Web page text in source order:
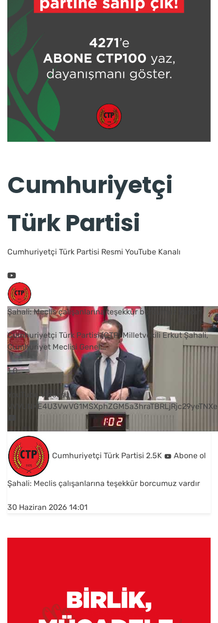
Cumhuriyetçi
Türk Partisi
Cumhuriyetçi Türk Partisi Resmi YouTube Kanalı
Şahali: Meclis çalışanlarına teşekkür borcumuz vardır
Cumhuriyetçi Türk Partisi (CTP) Milletvekili Erkut Şahali,
Cumhuriyet Meclisi Genel...
1 0
YouTube Videosu
Cumhuriyetçi Türk Partisi 2.5K Abone ol
Şahali: Meclis çalışanlarına teşekkür borcumuz vardır
30 Haziran 2026 14:01